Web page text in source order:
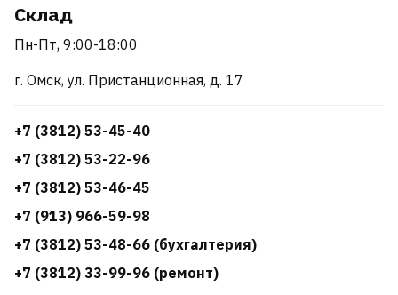
Склад
Пн-Пт, 9:00-18:00
г. Омск, ул. Пристанционная, д. 17
+7 (3812) 53-45-40
+7 (3812) 53-22-96
+7 (3812) 53-46-45
+7 (913) 966-59-98
+7 (3812) 53-48-66 (бухгалтерия)
+7 (3812) 33-99-96 (ремонт)